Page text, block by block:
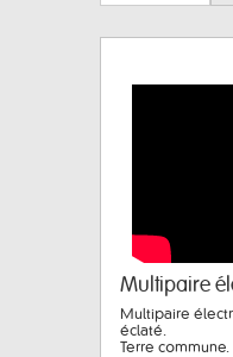
Multipaire
Multipaire
éclaté.
Terre commune.